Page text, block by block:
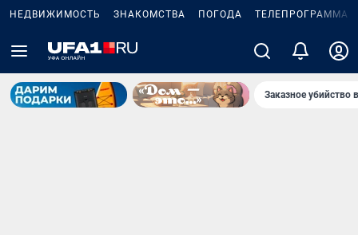
НЕДВИЖИМОСТЬ ЗНАКОМСТВА ПОГОДА ТЕЛЕПРОГРАММА
Заказное убийство